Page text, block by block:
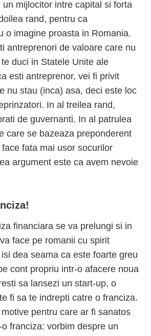
mijlocitor intre capital si forta
rand, pentru ca
o imagine proasta in Romania.
antreprenori de valoare care nu
duci in Statele Unite ale
esti antreprenor, vei fi privit
nu stau (inca) asa, deci este loc
In al treilea rand,
de guvernanti. In al patrulea
care se bazeaza preponderent
fata mai usor socurilor
argument este ca avem nevoie
financiara se va prelungi si in
face pe romanii cu spirit
dea seama ca este foarte greu
cont propriu intr-o afacere noua
sa lansezi un start-up, o
fi sa te indrepti catre o franciza.
pentru care ar fi sanatos
franciza: vorbim despre un